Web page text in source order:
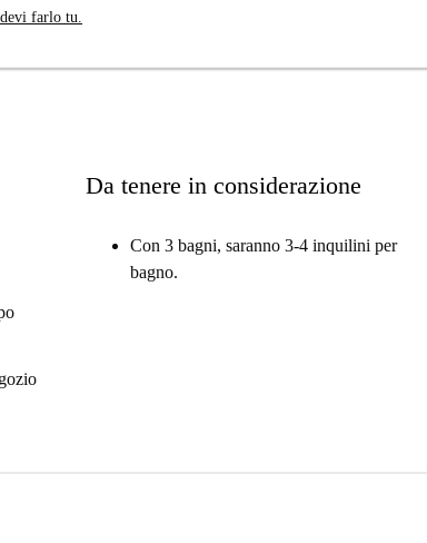
in stile dormitorio in una proprietà moderna ed
letto matrimoniale.
moda di Madrid.
bagno.
farlo tu.
Da tenere in considerazione
Con 3 bagni, saranno 3-4 inquilini per
bagno.